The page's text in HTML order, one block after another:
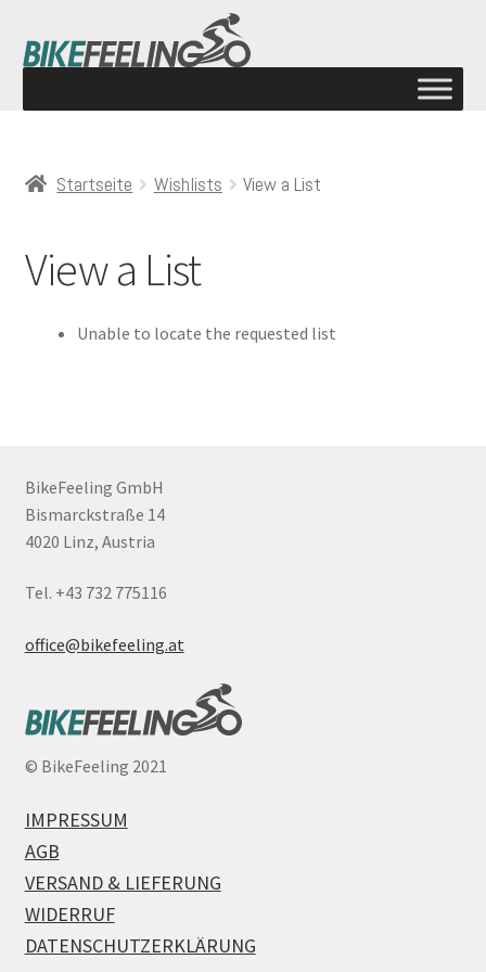
Startseite Wishlists View a List
View a List
Unable to locate the requested list
BikeFeeling GmbH
Bismarckstraße 14
4020 Linz, Austria
Tel. +43 732 775116
office@bikefeeling.at
© BikeFeeling 2021
IMPRESSUM
AGB
VERSAND & LIEFERUNG
WIDERRUF
DATENSCHUTZERKLÄRUNG